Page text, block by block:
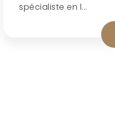
spécialiste en l...